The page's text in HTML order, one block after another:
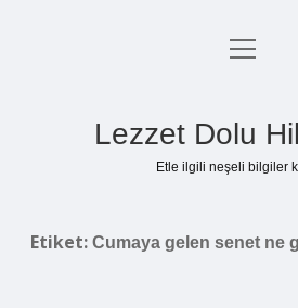
Anasayfa
menüyü
Lezzet Dolu
Etle ilgili neşeli bilgiler
Etiket: Cumaya gelen senet ne